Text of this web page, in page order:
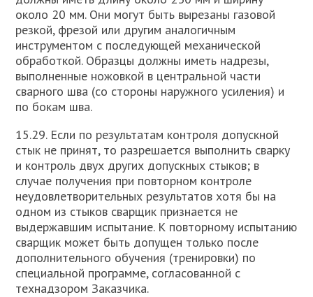
около 20 мм. Они могут быть вырезаны газовой
резкой, фрезой или другим аналогичным
инструментом с последующей механической
обработкой. Образцы должны иметь надрезы,
выполненные ножовкой в центральной части
сварного шва (со стороны наружного усиления) и
по бокам шва.
15.29. Если по результатам контроля допускной
стык не принят, то разрешается выполнить сварку
и контроль двух других допускных стыков; в
случае получения при повторном контроле
неудовлетворительных результатов хотя бы на
одном из стыков сварщик признается не
выдержавшим испытание. К повторному испытанию
сварщик может быть допущен только после
дополнительного обучения (тренировки) по
специальной программе, согласованной с
технадзором Заказчика.